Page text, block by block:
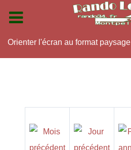
Orienter l'écran au format paysage